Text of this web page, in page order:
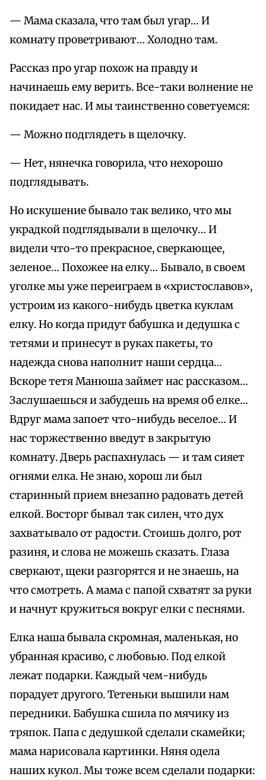
— Мама сказала, что там был угар… И
комнату проветривают… Холодно там.
Рассказ про угар похож на правду и
начинаешь ему верить. Все-таки волнение не
покидает нас. И мы таинственно советуемся:
— Можно подглядеть в щелочку.
— Нет, нянечка говорила, что нехорошо
подглядывать.
Но искушение бывало так велико, что мы
украдкой подглядывали в щелочку… И
видели что-то прекрасное, сверкающее,
зеленое… Похожее на елку… Бывало, в своем
уголке мы уже переиграем в «христославов»,
устроим из какого-нибудь цветка куклам
елку. Но когда придут бабушка и дедушка с
тетями и принесут в руках пакеты, то
надежда снова наполнит наши сердца…
Вскоре тетя Манюша займет нас рассказом…
Заслушаешься и забудешь на время об елке…
Вдруг мама запоет что-нибудь веселое… И
нас торжественно введут в закрытую
комнату. Дверь распахнулась — и там сияет
огнями елка. Не знаю, хорош ли был
старинный прием внезапно радовать детей
елкой. Восторг бывал так силен, что дух
захватывало от радости. Стоишь долго, рот
разиня, и слова не можешь сказать. Глаза
сверкают, щеки разгорятся и не знаешь, на
что смотреть. А мама с папой схватят за руки
и начнут кружиться вокруг елки с песнями.
Елка наша бывала скромная, маленькая, но
убранная красиво, с любовью. Под елкой
лежат подарки. Каждый чем-нибудь
порадует другого. Тетеньки вышили нам
передники. Бабушка сшила по мячику из
тряпок. Папа с дедушкой сделали скамейки;
мама нарисовала картинки. Няня одела
наших кукол. Мы тоже всем сделали подарки: